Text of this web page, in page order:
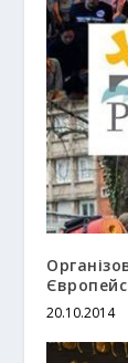
20.10.2014